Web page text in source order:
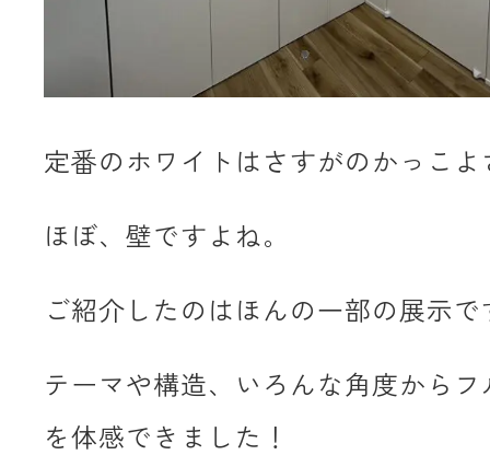
定番のホワイトはさすがのかっこよ
ほぼ、壁ですよね。
ご紹介したのはほんの一部の展示で
テーマや構造、いろんな角度から
を体感できました！